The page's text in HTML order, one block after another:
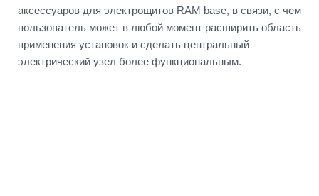
аксессуаров для электрощитов RAM base, в связи, с чем
пользователь может в любой момент расширить область
применения установок и сделать центральный
электрический узел более функциональным.